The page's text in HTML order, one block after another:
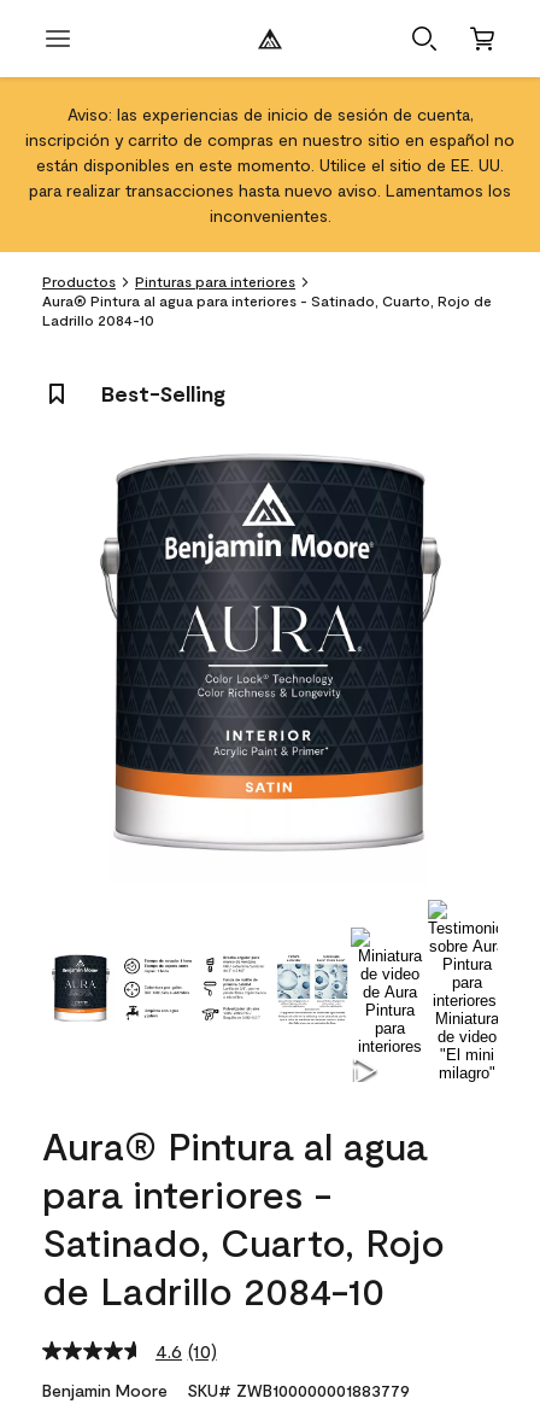
Aviso: las experiencias de inicio de sesión de cuenta,
inscripción y carrito de compras en nuestro sitio en español no
están disponibles en este momento. Utilice el sitio de EE. UU.
para realizar transacciones hasta nuevo aviso. Lamentamos los
inconvenientes.
Productos
Pinturas para interiores
Aura® Pintura al agua para interiores - Satinado, Cuarto, Rojo de
Ladrillo 2084-10
Best-Selling
Aura® Pintura al agua
para interiores -
Satinado, Cuarto, Rojo
de Ladrillo 2084-10
4.6 Read
10
Reviews.
(10)
Benjamin Moore SKU# ZWB100000001883779